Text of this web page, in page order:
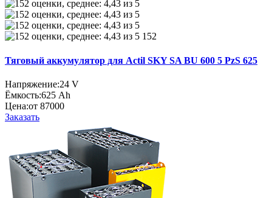
152
Тяговый аккумулятор для Actil SKY SA BU 600 5 PzS 625
Напряжение:24 V
Ёмкость:625 Ah
Цена:от 87000
Заказать